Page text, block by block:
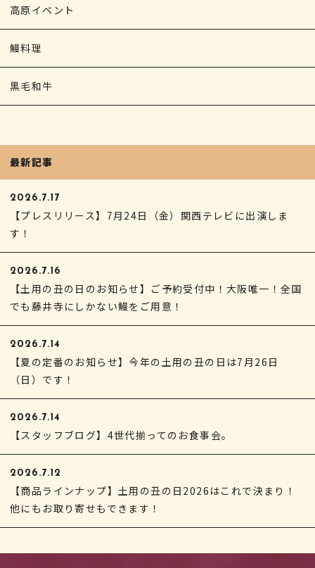
高原イベント
鰻料理
黒毛和牛
最新記事
2026.7.17
【プレスリリース】7月24日（金）関西テレビに出演しま
す！
2026.7.16
【土用の丑の日のお知らせ】ご予約受付中！大阪唯一！全国
でも藤井寺にしかない鰻をご用意！
2026.7.14
【夏の定番のお知らせ】今年の土用の丑の日は7月26日
（日）です！
2026.7.14
【スタッフブログ】4世代揃ってのお食事会。
2026.7.12
【商品ラインナップ】土用の丑の日2026はこれで決まり！
他にもお取り寄せもできます！